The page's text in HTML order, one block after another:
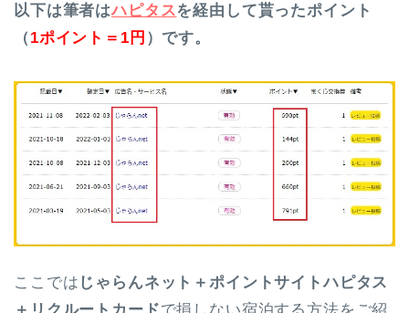
以下は筆者はハピタスを経由して貰ったポイント
（ 1ポイント＝1円 ）です。
ここでは じゃらんネット＋ポイントサイトハピタス